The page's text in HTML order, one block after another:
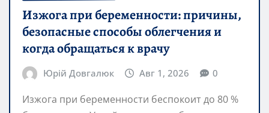
Изжога при беременности: причины,
безопасные способы облегчения и
когда обращаться к врачу
Юрій Довгалюк Авг 1, 2026 0
Изжога при беременности беспокоит до 80 %